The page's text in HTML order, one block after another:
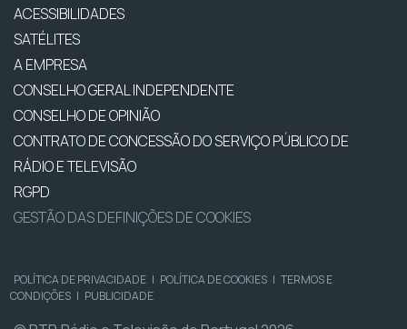
ACESSIBILIDADES
SATÉLITES
A EMPRESA
CONSELHO GERAL INDEPENDENTE
CONSELHO DE OPINIÃO
CONTRATO DE CONCESSÃO DO SERVIÇO PÚBLICO DE
RÁDIO E TELEVISÃO
RGPD
GESTÃO DAS DEFINIÇÕES DE COOKIES
POLÍTICA DE PRIVACIDADE | POLÍTICA DE COOKIES | TERMOS E
CONDIÇÕES | PUBLICIDADE